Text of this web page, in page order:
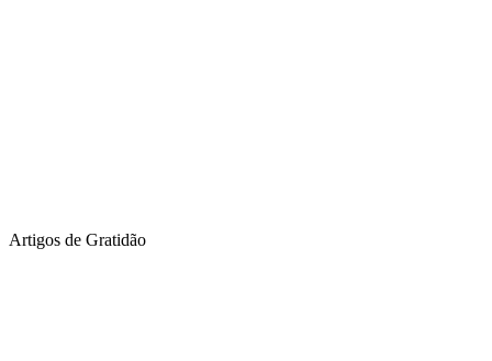
Artigos de Gratidão